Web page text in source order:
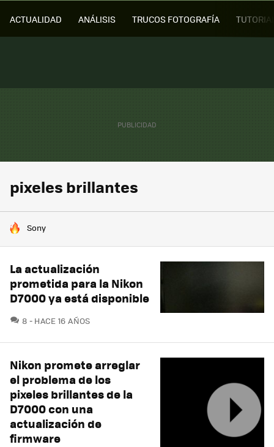
ACTUALIDAD ANÁLISIS TRUCOS FOTOGRAFÍA
pixeles brillantes
HOY SE HABLA DE
Sony
La actualización
prometida para la Nikon
D7000 ya está disponible
8 COMENTARIOS
HACE 16 AÑOS
Nikon promete arreglar
el problema de los
pixeles brillantes de la
D7000 con una
actualización de
firmware